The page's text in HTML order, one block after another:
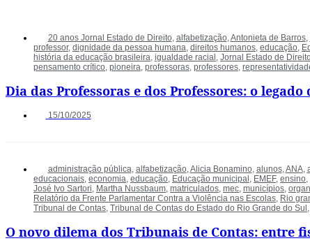
20 anos Jornal Estado de Direito, alfabetização,Antonieta de Barros,
professor, dignidade da pessoa humana, direitos humanos, educação,
história da educação brasileira, igualdade racial , Jornal Estado de
pensamento crítico, pioneira, professoras, professores,
Dia das Professoras e dos Professores: o
15/10/2025
administração pública, alfabetização,Alicia Bonamino, alunos,ANA,
educacionais, economia, educação, Educação municipal , EMEF, ensino,
José Ivo Sartori, Martha Nussbaum, matriculados, mec, municípios,
Relatório da Frente Parlamentar Contra a Violência nas Escolas, Rio
Tribunal de Contas, Tribunal de Contas do Estado do Rio Grande do Sul ,
O novo dilema dos Tribunais de Contas: entre